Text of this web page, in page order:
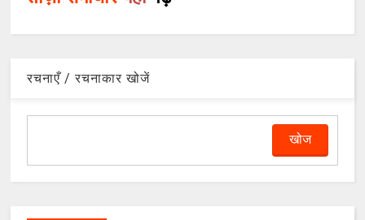
रचनाएँ / रचनाकार खोजें